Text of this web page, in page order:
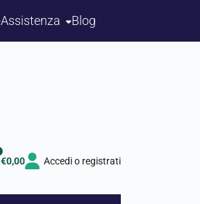
Assistenza Blog
€0,00 Accedi o registrati